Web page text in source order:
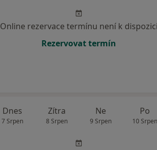
Online rezervace termínu není k dispozici
Rezervovat termín
Dnes
7 Srpen
Zítra
8 Srpen
Ne
9 Srpen
Po
10 Srpen